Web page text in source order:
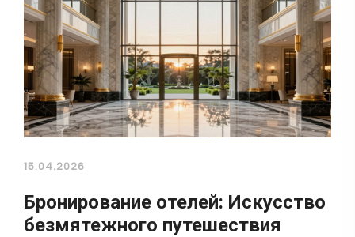
15.04.2026
Бронирование отелей: Искусство
безмятежного путешествия